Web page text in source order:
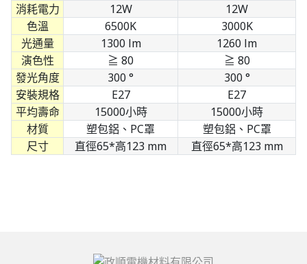
消耗電力
12W
12W
色溫
6500K
3000K
光通量
1300 lm
1260 lm
演色性
≧ 80
≧ 80
發光角度
300 °
300 °
安裝規格
E27
E27
平均壽命
15000小時
15000小時
材質
塑包鋁、PC罩
塑包鋁、PC罩
尺寸
直徑65*高123 mm 直徑65*高123 mm